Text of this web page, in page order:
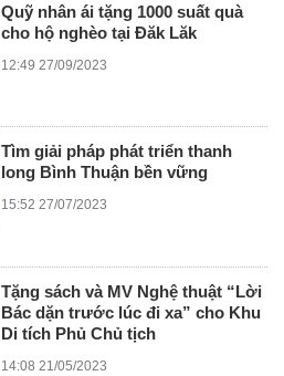
Quỹ nhân ái tặng 1000 suất quà
cho hộ nghèo tại Đăk Lăk
12:49 27/09/2023
Tìm giải pháp phát triển thanh
long Bình Thuận bền vững
15:52 27/07/2023
Tặng sách và MV Nghệ thuật “Lời
Bác dặn trước lúc đi xa” cho Khu
Di tích Phủ Chủ tịch
14:08 21/05/2023